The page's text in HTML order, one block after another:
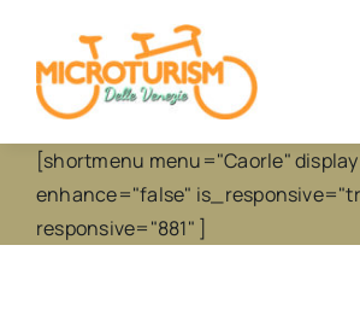
content
[shortmenu menu="Caorle"
enhance="false"
responsive="881" ]